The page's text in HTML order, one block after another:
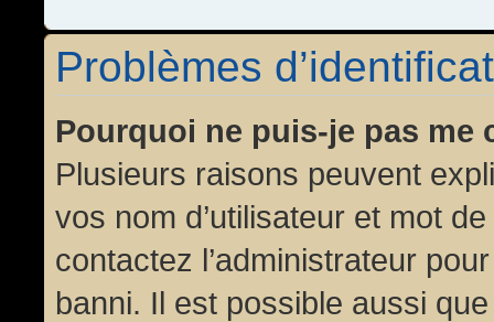
Problèmes
Pourquoi ne puis-je pas me
Plusieurs raisons peuvent
vos nom d’utilisateur et mot
contactez l’administrateur
banni. Il est possible aussi